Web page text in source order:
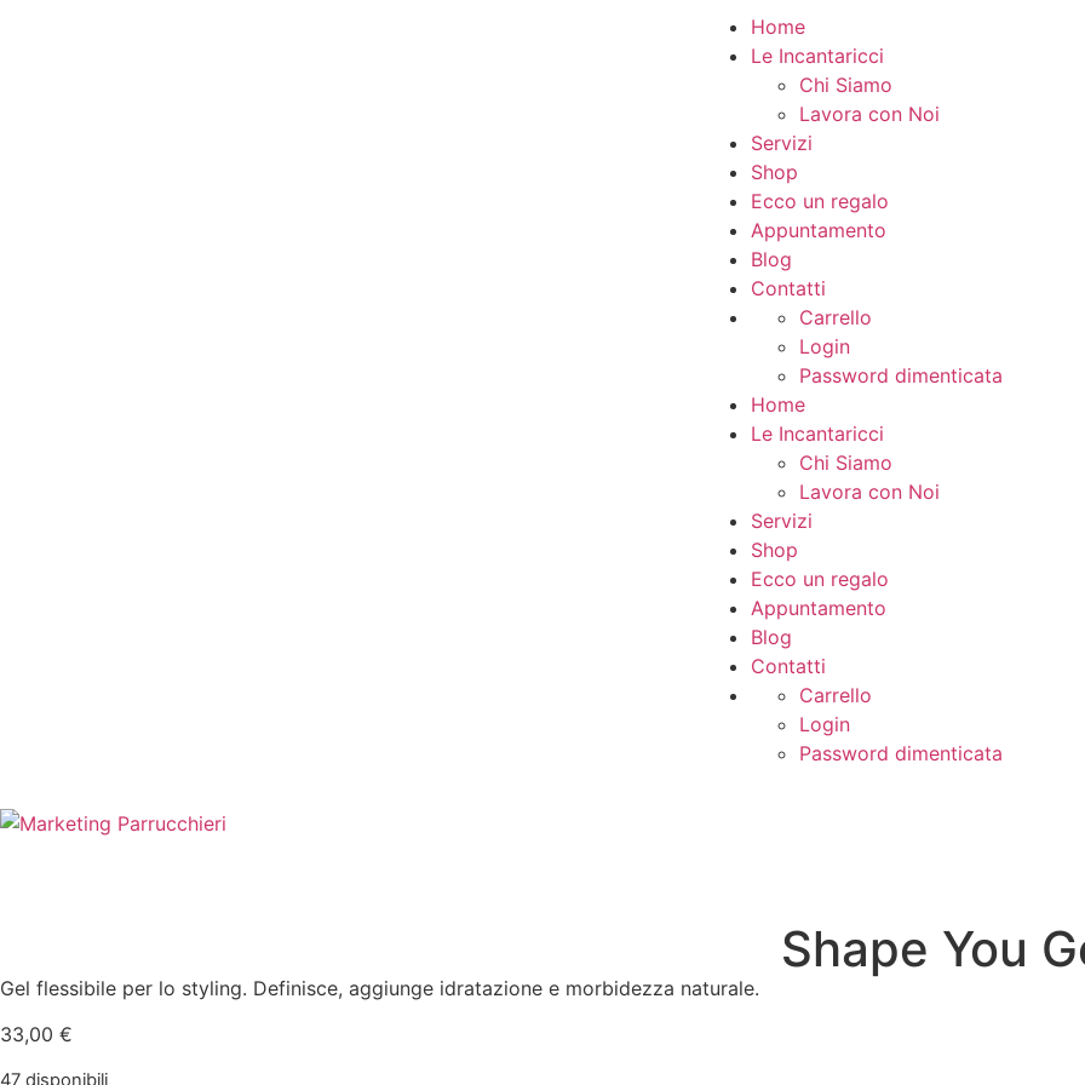
Home
Le Incantaricci
Chi Siamo
Lavora con Noi
Servizi
Shop
Ecco un regalo
Appuntamento
Blog
Contatti
Carrello
Login
Password dimenticata
Home
Le Incantaricci
Chi Siamo
Lavora con Noi
Servizi
Shop
Ecco un regalo
Appuntamento
Blog
Contatti
Carrello
Login
Password dimenticata
Shape You
Gel flessibile per lo styling. Definisce, aggiunge idratazione e morbidezza naturale.
33,00 €
47 disponibili